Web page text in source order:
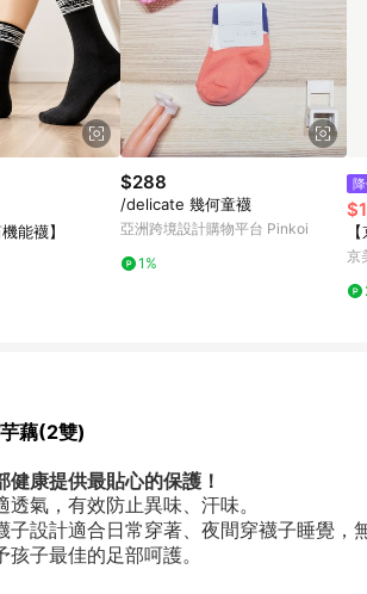
能襪】
$288
/delicate 幾何童襪
亞洲跨境設計購物平台 Pinkoi
1%
京
藕(2雙)
健康提供最貼心的保護！
氣，有效防止異味、汗味。
設計適合日常穿著、夜間穿襪子睡覺，
子最佳的足部呵護。